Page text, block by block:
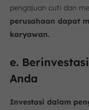
pengajuan cuti dan
perusahaan dapat
karyawan.
e.
Anda
Investasi dalam